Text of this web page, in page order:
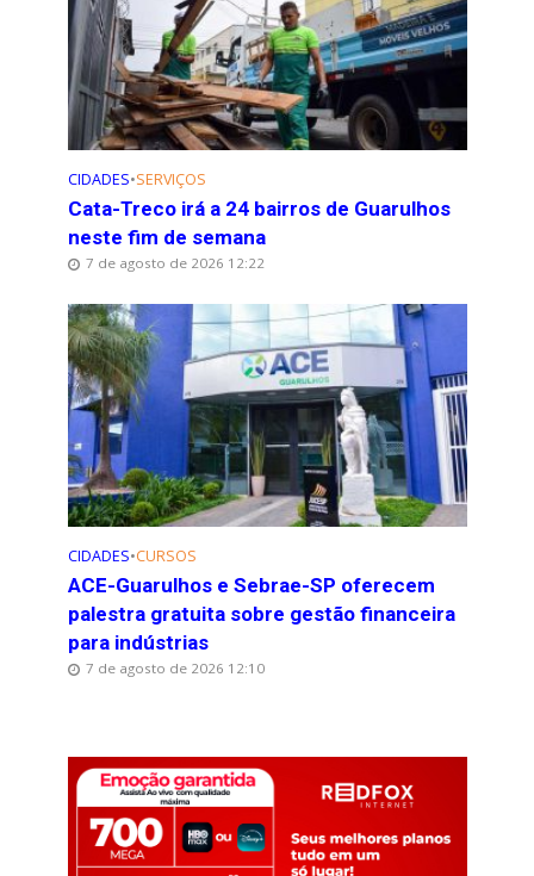
CIDADES•SERVIÇOS
Cata-Treco irá a 24 bairros de Guarulhos
neste fim de semana
7 de agosto de 2026 12:22
CIDADES•CURSOS
ACE-Guarulhos e Sebrae-SP oferecem
palestra gratuita sobre gestão financeira
para indústrias
7 de agosto de 2026 12:10